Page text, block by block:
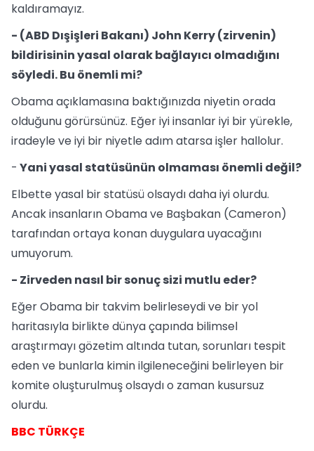
kaldıramayız.
- (ABD Dışişleri Bakanı) John Kerry (zirvenin)
bildirisinin yasal olarak bağlayıcı olmadığını
söyledi. Bu önemli mi?
Obama açıklamasına baktığınızda niyetin orada
olduğunu görürsünüz. Eğer iyi insanlar iyi bir yürekle,
iradeyle ve iyi bir niyetle adım atarsa işler hallolur.
- Yani yasal statüsünün olmaması önemli değil?
Elbette yasal bir statüsü olsaydı daha iyi olurdu.
Ancak insanların Obama ve Başbakan (Cameron)
tarafından ortaya konan duygulara uyacağını
umuyorum.
- Zirveden nasıl bir sonuç sizi mutlu eder?
Eğer Obama bir takvim belirleseydi ve bir yol
haritasıyla birlikte dünya çapında bilimsel
araştırmayı gözetim altında tutan, sorunları tespit
eden ve bunlarla kimin ilgileneceğini belirleyen bir
komite oluşturulmuş olsaydı o zaman kusursuz
olurdu.
BBC TÜRKÇE